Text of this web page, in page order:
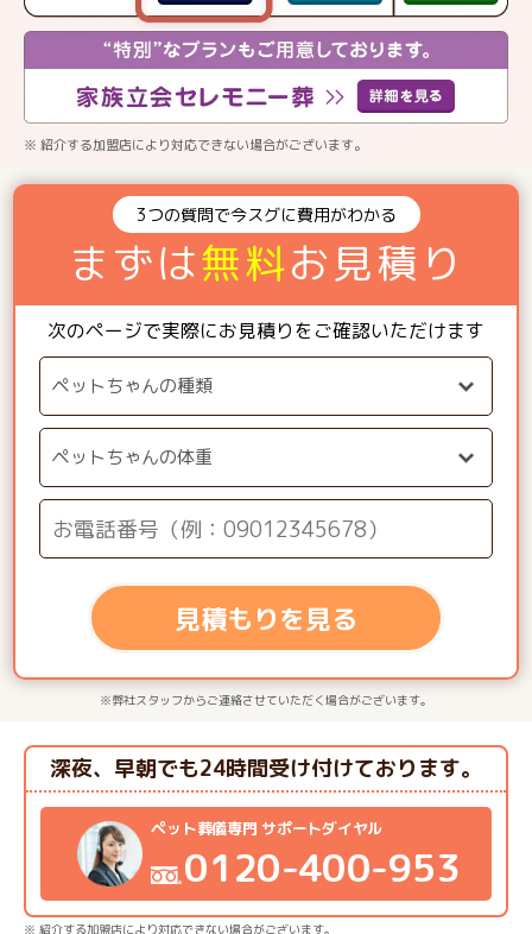
※ 紹介する加盟店により対応できない場合がございます。
3つの質問で今スグに費用がわかる
まずは無料お見積り
次のページで実際にお見積りをご確認いただけます
見積もりを見る
※弊社スタッフからご連絡させていただく場合がございます。
ペット葬儀専門 サポートダイヤル
0120-400-953
深夜、早朝でも24時間受け付けております。
※ 紹介する加盟店により対応できない場合がございます。